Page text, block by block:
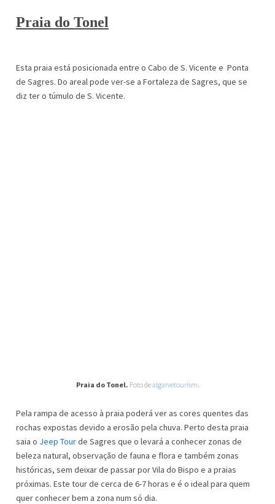
Praia do Tonel
Esta praia está posicionada entre o Cabo de S. Vicente e Ponta
de Sagres. Do areal pode ver-se a Fortaleza de Sagres, que se
diz ter o túmulo de S. Vicente.
Praia do Tonel. Foto dealgarvetourism
Pela rampa de acesso à praia poderá ver as cores quentes das
rochas expostas devido a erosão pela chuva. Perto desta praia
saia o Jeep Tourde Sagres que o levará a conhecer zonas de
beleza natural, observação de fauna e flora e também zonas
históricas, sem deixar de passar por Vila do Bispo e a praias
próximas. Este tour de cerca de 6-7 horas e é o ideal para quem
quer conhecer bem a zona num só dia.